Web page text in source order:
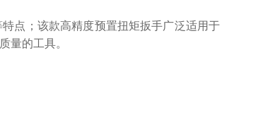
点；该款高精度预置扭矩扳手广泛适用于
量的工具。